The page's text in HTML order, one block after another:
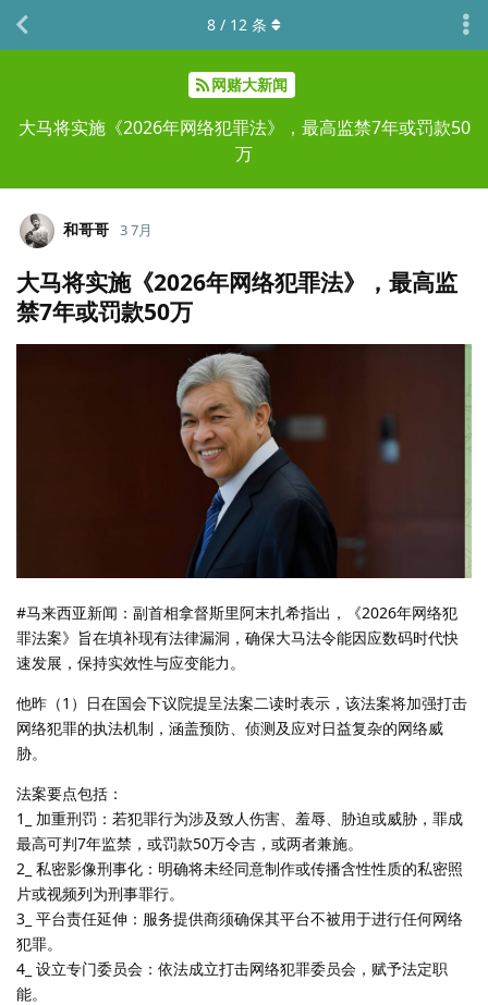
网赌大新闻
大马将实施《2026年网络犯罪法》，最高监禁7年或罚款50
万
8 / 12 条
和哥哥 3 7月
大马将实施《2026年网络犯罪法》，最高监
禁7年或罚款50万
#马来西亚新闻：副首相拿督斯里阿末扎希指出，《2026年网络犯
罪法案》旨在填补现有法律漏洞，确保大马法令能因应数码时代快
速发展，保持实效性与应变能力。
他昨（1）日在国会下议院提呈法案二读时表示，该法案将加强打击
网络犯罪的执法机制，涵盖预防、侦测及应对日益复杂的网络威
胁。
法案要点包括：
1_ 加重刑罚：若犯罪行为涉及致人伤害、羞辱、胁迫或威胁，罪成
最高可判7年监禁，或罚款50万令吉，或两者兼施。
2_ 私密影像刑事化：明确将未经同意制作或传播含性性质的私密照
片或视频列为刑事罪行。
3_ 平台责任延伸：服务提供商须确保其平台不被用于进行任何网络
犯罪。
4_ 设立专门委员会：依法成立打击网络犯罪委员会，赋予法定职
能。